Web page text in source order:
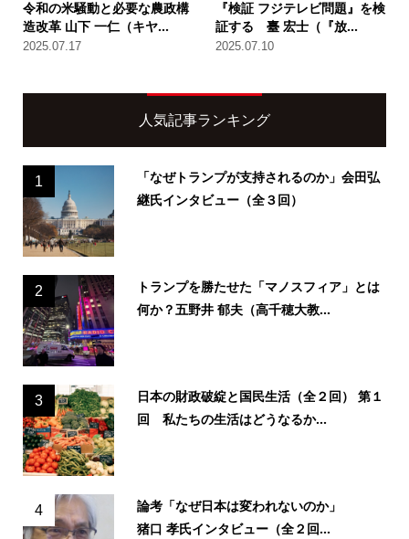
令和の米騒動と必要な農政構
造改革 山下 一仁（キヤ...
2025.07.17
『検証 フジテレビ問題』を検
証する 臺 宏士（『放...
2025.07.10
人気記事ランキング
1
「なぜトランプが支持されるのか」会田弘
継氏インタビュー（全３回）
2
トランプを勝たせた「マノスフィア」とは
何か？五野井 郁夫（高千穂大教...
3
日本の財政破綻と国民生活（全２回） 第１
回 私たちの生活はどうなるか...
4
論考「なぜ日本は変われないのか」
猪口 孝氏インタビュー（全２回...